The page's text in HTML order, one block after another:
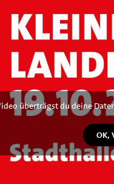
überträgst du deine